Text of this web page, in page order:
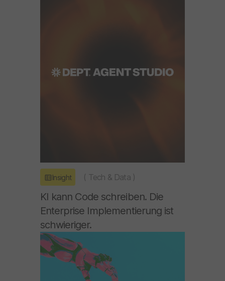
Insight ( Tech & Data )
KI kann Code schreiben. Die
Enterprise Implementierung ist
schwieriger.